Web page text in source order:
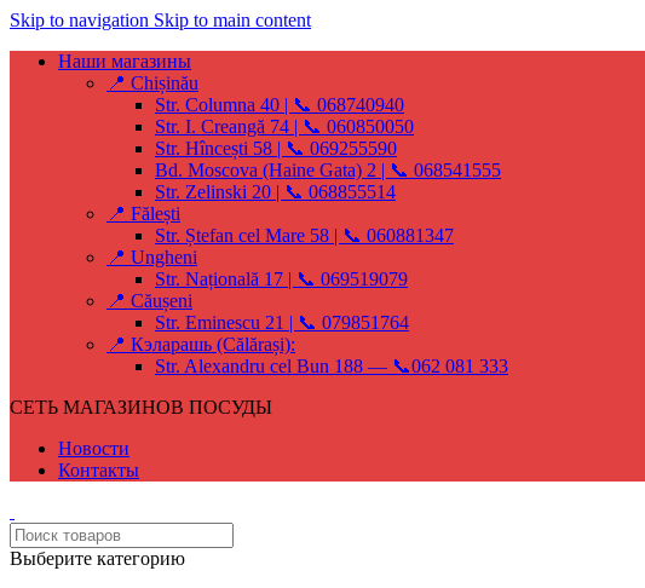
Skip to navigation Skip to main content
Наши магазины
📍 Chișinău
Str. Columna 40 | 📞 068740940
Str. I. Creangă 74 | 📞 060850050
Str. Hîncești 58 | 📞 069255590
Bd. Moscova (Haine Gata) 2 | 📞 068541555
Str. Zelinski 20 | 📞 068855514
📍 Fălești
Str. Ștefan cel Mare 58 | 📞 060881347
📍 Ungheni
Str. Națională 17 | 📞 069519079
📍 Căușeni
Str. Eminescu 21 | 📞 079851764
📍 Кэларашь (Călărași):
Str. Alexandru cel Bun 188 — 📞062 081 333
СЕТЬ МАГАЗИНОВ ПОСУДЫ
Новости
Контакты
Выберите категорию